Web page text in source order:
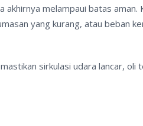
akhirnya melampaui batas
yang kurang, atau beban
sirkulasi udara lancar,